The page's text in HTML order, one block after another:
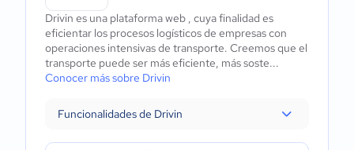
Drivin es una plataforma web , cuya finalidad es
eficientar los procesos logísticos de empresas con
operaciones intensivas de transporte. Creemos que el
transporte puede ser más eficiente, más soste...
Conocer más sobre Drivin
Funcionalidades de Drivin